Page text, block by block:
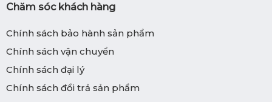
Chăm sóc khách hàng
Chính sách bảo hành sản phẩm
Chính sách vận chuyển
Chính sách đại lý
Chính sách đổi trả sản phẩm